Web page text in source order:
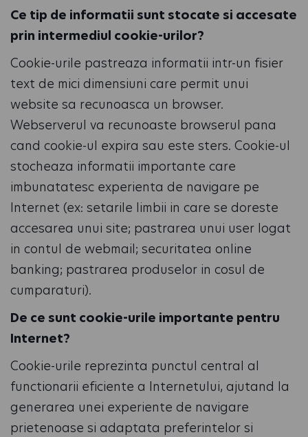
Ce tip de informatii sunt stocate si accesate
prin intermediul cookie-urilor?
Cookie-urile pastreaza informatii intr-un fisier
text de mici dimensiuni care permit unui
website sa recunoasca un browser.
Webserverul va recunoaste browserul pana
cand cookie-ul expira sau este sters. Cookie-ul
stocheaza informatii importante care
imbunatatesc experienta de navigare pe
Internet (ex: setarile limbii in care se doreste
accesarea unui site; pastrarea unui user logat
in contul de webmail; securitatea online
banking; pastrarea produselor in cosul de
cumparaturi).
De ce sunt cookie-urile importante pentru
Internet?
Cookie-urile reprezinta punctul central al
functionarii eficiente a Internetului, ajutand la
generarea unei experiente de navigare
prietenoase si adaptata preferintelor si